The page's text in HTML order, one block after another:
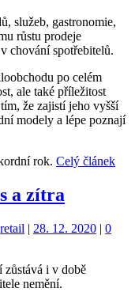
služeb, gastronomie,
růstu prodeje
chování spotřebitelů.
po celém
ale také příležitost
že zajistí jeho vyšší
modely a lépe poznají
rok. Celý článek
a zítra
retail | 28. 12. 2020 | 0
zůstává i v době
nemění.